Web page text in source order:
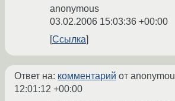
anonymous
03.02.2006 15:03:36 +00:00
Ссылка
Ответ на: комментарий от
12:01:12 +00:00